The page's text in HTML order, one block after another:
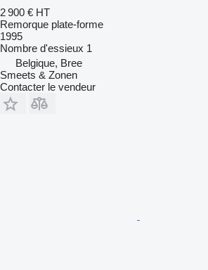
2 900 € HT
Remorque plate-forme
1995
Nombre d'essieux 1
Belgique, Bree
Smeets & Zonen
Contacter le vendeur